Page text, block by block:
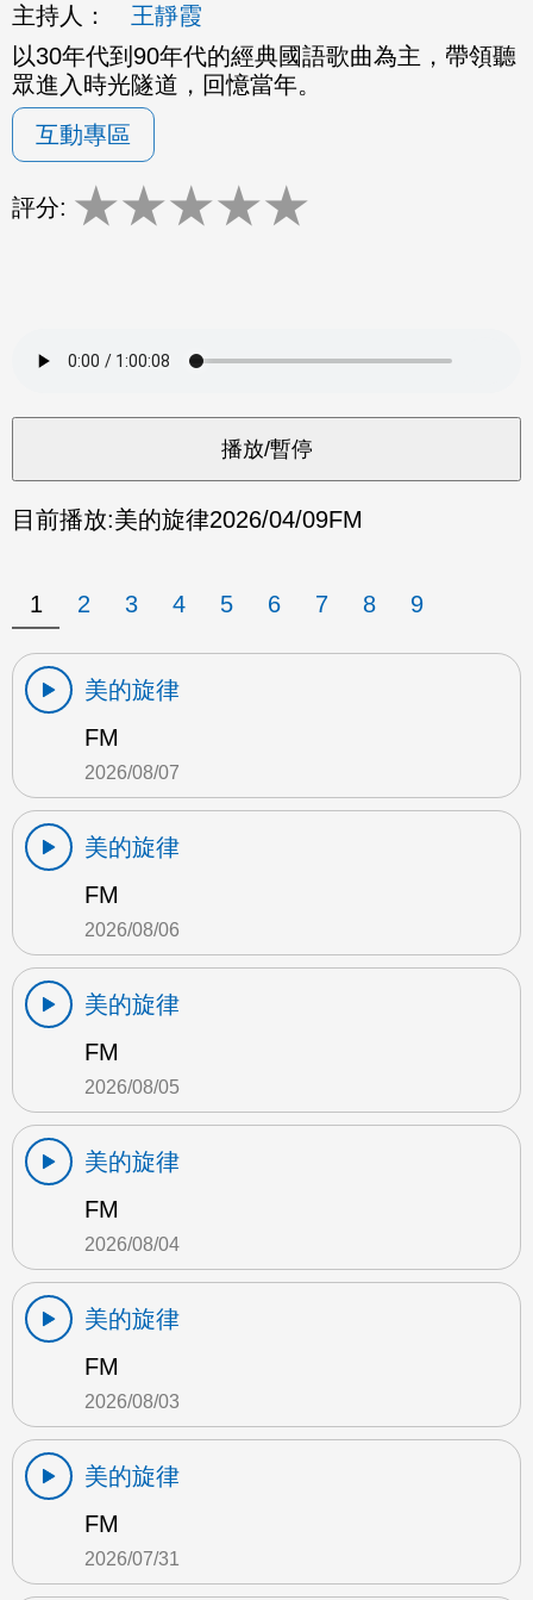
主持人：
王靜霞
以30年代到90年代的經典國語歌曲為主，帶領聽
眾進入時光隧道，回憶當年。
互動專區
評分: ★★★★★
目前播放:美的旋律2026/04/09FM
1 2 3 4 5 6 7 8 9
美的旋律
FM
2026/08/07
美的旋律
FM
2026/08/06
美的旋律
FM
2026/08/05
美的旋律
FM
2026/08/04
美的旋律
FM
2026/08/03
美的旋律
FM
2026/07/31